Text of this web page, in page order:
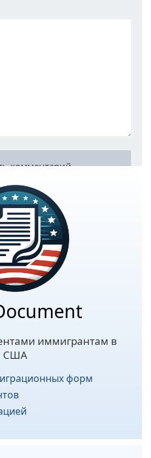
иммигрантам в
США
форм